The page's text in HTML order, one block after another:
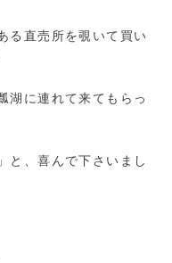
る直売所を覗いて買い
湖に連れて来てもらっ
と、喜んで下さいまし